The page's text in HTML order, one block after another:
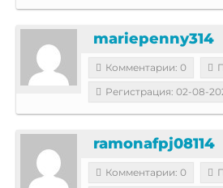
mariepenny314
Комментарии: 0
Регистрация: 02-08-
ramonafpj08114
Комментарии: 0